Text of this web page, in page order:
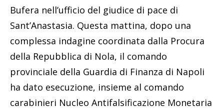
Bufera nell’ufficio del giudice di pace di
Sant’Anastasia. Questa mattina, dopo una
complessa indagine coordinata dalla Procura
della Repubblica di Nola, il comando
provinciale della Guardia di Finanza di Napoli
ha dato esecuzione, insieme al comando
carabinieri Nucleo Antifalsificazione Monetaria